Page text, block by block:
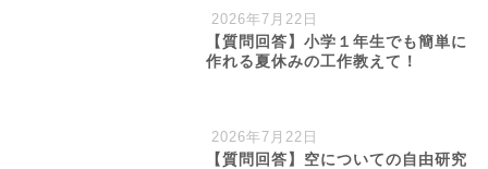
2026年7月22日
【質問回答】小学１年生でも簡単に
作れる夏休みの工作教えて！
2026年7月22日
【質問回答】空についての自由研究